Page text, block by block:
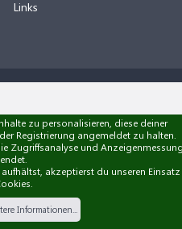
Links
zu personalisieren, diese deiner
Registrierung angemeldet zu halten.
Zugriffsanalyse und
akzeptierst du unseren Einsatz
Informationen...